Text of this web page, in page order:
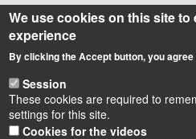
Accueil
Tel. : +33(0)2 48 23 80 80
Adresse postale
IUT de Bourges
63, Avenue de Lattre de Tassigny
18020 Bourges Cedex - France
We use cookies on this site
experience
By clicking the Accept button, you
Session
These cookies are required to
settings for this site.
Cookies for the videos